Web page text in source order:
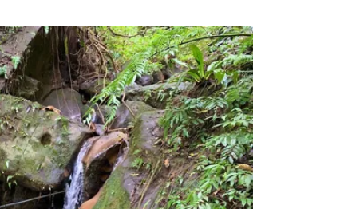
林家草厝是由石造地基、土塊堆疊出的土
約五至六年，農會產銷班就會號召志工上
的傳統地景。這樣的農村互助精神，形成
更美，而這棵百年杜英就是屹立不搖的見
地景文化地景在不同脈絡的詮釋之下有不